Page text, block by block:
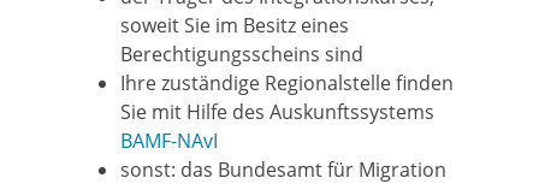
soweit Sie im Besitz eines
Berechtigungsscheins sind
Ihre zuständige Regionalstellefinden
Sie mit Hilfe des Auskunftssystems
BAMF-NAvI
sonst: das Bundesamt für Migration